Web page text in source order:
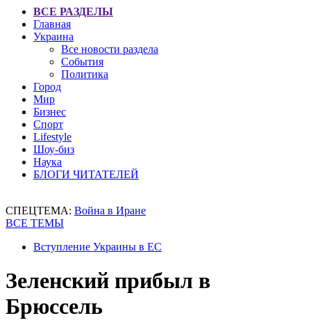
ВСЕ РАЗДЕЛЫ
Главная
Украина
Все новости раздела
События
Политика
Город
Мир
Бизнес
Спорт
Lifestyle
Шоу-биз
Наука
БЛОГИ ЧИТАТЕЛЕЙ
СПЕЦТЕМА: Война в Иране
ВСЕ ТЕМЫ
Вступление Украины в ЕС
Зеленский прибыл в
Брюссель